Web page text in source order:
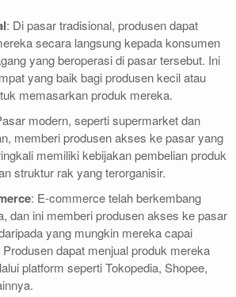
: Di pasar tradisional, produsen dapat
secara langsung kepada konsumen
yang beroperasi di pasar tersebut. Ini
yang baik bagi produsen kecil atau
memasarkan produk mereka.
modern, seperti supermarket dan
memberi produsen akses ke pasar yang
memiliki kebijakan pembelian produk
struktur rak yang terorganisir.
: E-commerce telah berkembang
dan ini memberi produsen akses ke pasar
yang mungkin mereka capai
dapat menjual produk mereka
platform seperti Tokopedia, Shopee,